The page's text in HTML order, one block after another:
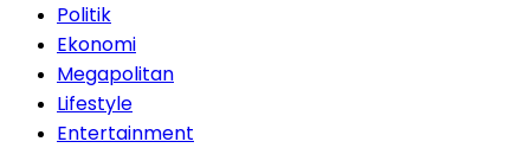
Politik
Ekonomi
Megapolitan
Lifestyle
Entertainment